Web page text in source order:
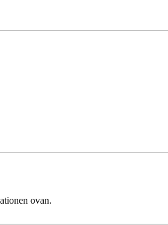
ovan.